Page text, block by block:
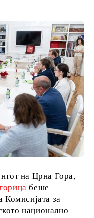
на Црна Гора,
беше
Комисијата за
национално